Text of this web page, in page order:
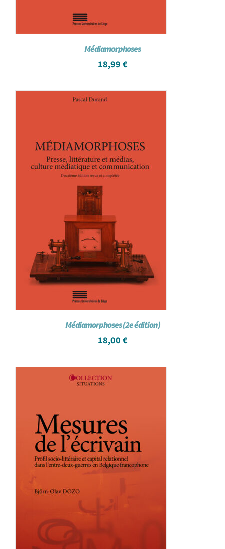
Médiamorphoses
18,99 €
Médiamorphoses (2e édition)
18,00 €